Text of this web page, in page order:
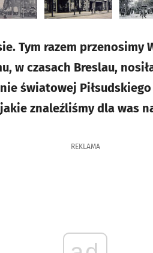
Tym razem przenosimy
w czasach Breslau,
światowej
znaleźliśmy dla was
REKLAMA